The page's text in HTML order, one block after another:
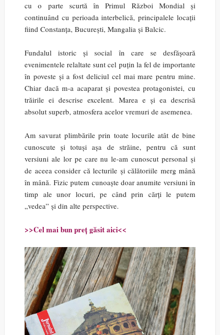
cu o parte scurtă în Primul Război Mondial și
continuând cu perioada interbelică, principalele locații
fiind Constanța, București, Mangalia și Balcic.
Fundalul istoric și social în care se desfășoară
evenimentele relaltate sunt cel puțin la fel de importante
în poveste și a fost deliciul cel mai mare pentru mine.
Chiar dacă m-a acaparat și povestea protagonistei, cu
trăirile ei descrise excelent. Marea e și ea descrisă
absolut superb, atmosfera acelor vremuri de asemenea.
Am savurat plimbările prin toate locurile atât de bine
cunoscute și totuși așa de străine, pentru că sunt
versiuni ale lor pe care nu le-am cunoscut personal și
de aceea consider că lecturile și călătoriile merg mână
în mână. Fizic putem cunoaște doar anumite versiuni în
timp ale unor locuri, pe când prin cărți le putem
„vedea” și din alte perspective.
>>Cel mai bun preț găsit aici<<